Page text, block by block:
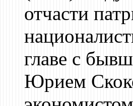
отчасти
главе с
Юрием